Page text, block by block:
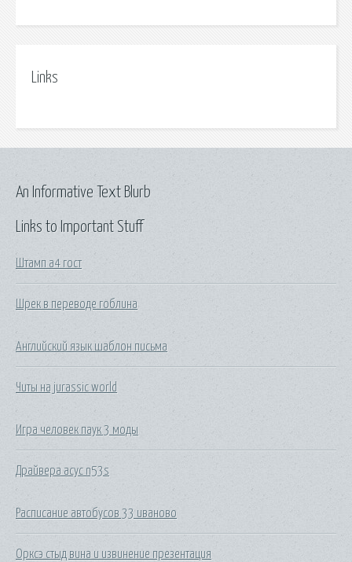
Links
Links to Important Stuff
Штамп а4 гост
Шрек в переводе гоблина
Английский язык шаблон письма
Читы на jurassic world
Игра человек паук 3 моды
Драйвера асус n53s
Расписание автобусов 33 иваново
Орксэ стыд вина и извинение презентация
An Informative Text Blurb